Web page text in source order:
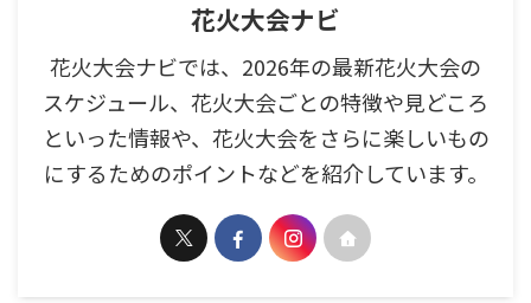
花火大会ナビ
花火大会ナビでは、2026年の最新花火大会の
スケジュール、花火大会ごとの特徴や見どころ
といった情報や、花火大会をさらに楽しいもの
にするためのポイントなどを紹介しています。